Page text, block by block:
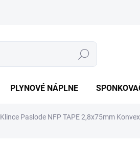
Hľadať
PLYNOVÉ NÁPLNE
Klince Paslode NFP TAPE 2,8x75mm